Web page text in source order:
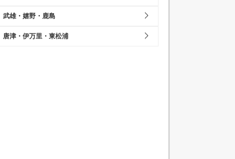
武雄・嬉野・鹿島
唐津・伊万里・東松浦